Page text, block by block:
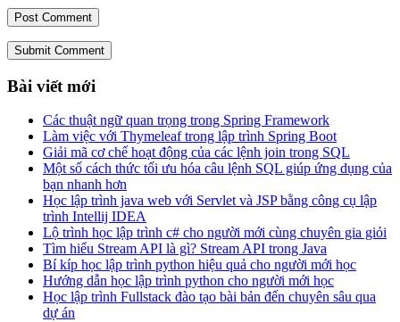
Submit Comment
Bài viết mới
Các thuật ngữ quan trọng trong Spring Framework
Làm việc với Thymeleaf trong lập trình Spring Boot
Giải mã cơ chế hoạt động của các lệnh join trong SQL
Một số cách thức tối ưu hóa câu lệnh SQL giúp ứng dụng của
bạn nhanh hơn
Học lập trình java web với Servlet và JSP bằng công cụ lập
trình Intellij IDEA
Lộ trình học lập trình c# cho người mới cùng chuyên gia giỏi
Tìm hiểu Stream API là gì? Stream API trong Java
Bí kíp học lập trình python hiệu quả cho người mới học
Hướng dẫn học lập trình python cho người mới học
Học lập trình Fullstack đào tạo bài bản đến chuyên sâu qua
dự án